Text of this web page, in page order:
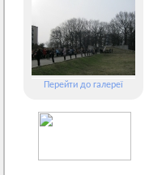
Перейти до галереї